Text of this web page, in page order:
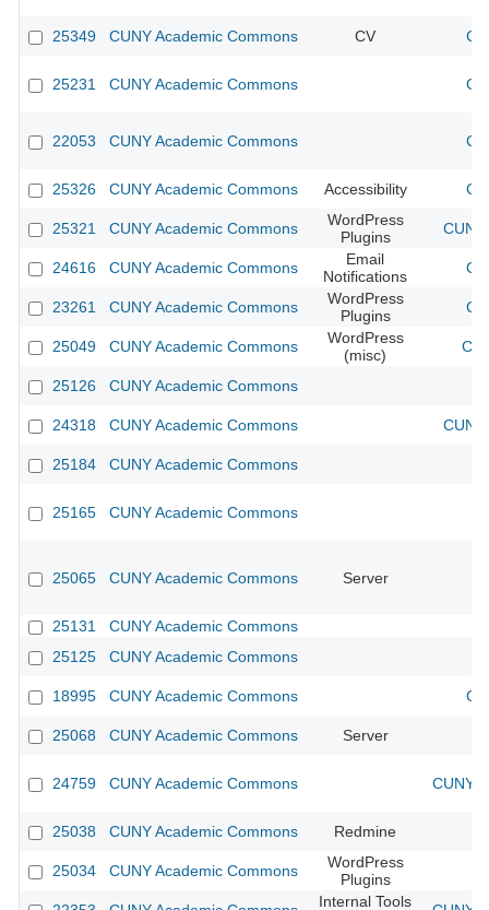
25349 CUNY Academic Commons CV
25231 CUNY Academic Commons
22053 CUNY Academic Commons
25326 CUNY Academic Commons Accessibility
25321 CUNY Academic Commons
WordPress
Plugins
24616 CUNY Academic Commons
Email
Notifications
23261 CUNY Academic Commons
WordPress
Plugins
25049 CUNY Academic Commons
WordPress
(misc)
25126 CUNY Academic Commons
24318 CUNY Academic Commons
25184 CUNY Academic Commons
25165 CUNY Academic Commons
25065 CUNY Academic Commons Server
25131
CUNY Academic Commons
25125
CUNY Academic Commons
18995 CUNY Academic Commons
25068 CUNY Academic Commons Server
24759 CUNY Academic Commons CUNY
25038 CUNY Academic Commons Redmine
25034 CUNY Academic Commons
WordPress
Plugins
Internal Tools